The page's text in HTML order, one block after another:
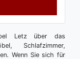
Letz über das
Schlafzimmer,
Wenn Sie sich für